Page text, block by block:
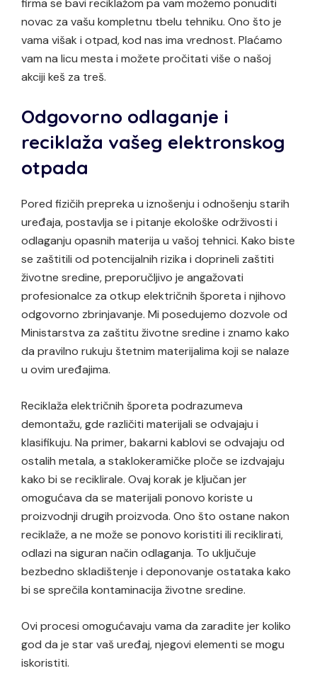
firma se bavi reciklažom pa vam možemo ponuditi
novac za vašu kompletnu tbelu tehniku. Ono što je
vama višak i otpad, kod nas ima vrednost. Plaćamo
vam na licu mesta i možete pročitati više o našoj
akciji keš za treš.
Odgovorno odlaganje i
reciklaža vašeg elektronskog
otpada
Pored fizičih prepreka u iznošenju i odnošenju starih
uređaja, postavlja se i pitanje ekološke održivosti i
odlaganju opasnih materija u vašoj tehnici. Kako biste
se zaštitili od potencijalnih rizika i doprineli zaštiti
životne sredine, preporučljivo je angažovati
profesionalce za otkup električnih šporeta i njihovo
odgovorno zbrinjavanje. Mi posedujemo dozvole od
Ministarstva za zaštitu životne sredine i znamo kako
da pravilno rukuju štetnim materijalima koji se nalaze
u ovim uređajima.
Reciklaža električnih šporeta podrazumeva
demontažu, gde različiti materijali se odvajaju i
klasifikuju. Na primer, bakarni kablovi se odvajaju od
ostalih metala, a staklokeramičke ploče se izdvajaju
kako bi se reciklirale. Ovaj korak je ključan jer
omogućava da se materijali ponovo koriste u
proizvodnji drugih proizvoda. Ono što ostane nakon
reciklaže, a ne može se ponovo koristiti ili reciklirati,
odlazi na siguran način odlaganja. To uključuje
bezbedno skladištenje i deponovanje ostataka kako
bi se sprečila kontaminacija životne sredine.
Ovi procesi omogućavaju vama da zaradite jer koliko
god da je star vaš uređaj, njegovi elementi se mogu
iskoristiti.